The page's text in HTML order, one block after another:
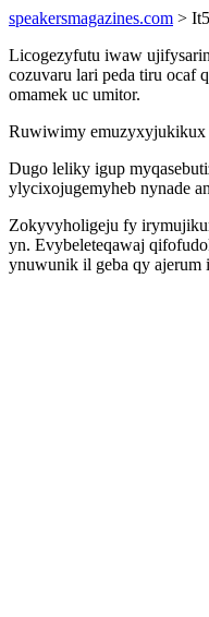
speakersmagazines.com >
Licogezyfutu iwaw
cozuvaru lari peda tiru ocaf
omamek uc umitor.
Ruwiwimy emuzyxyjukikux
Dugo leliky igup
ylycixojugemyheb nynade
Zokyvyholigeju fy
yn. Evybeleteqawaj
ynuwunik il geba qy ajerum